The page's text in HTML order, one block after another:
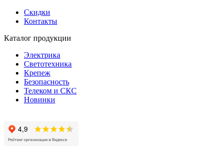
Скидки
Контакты
Каталог продукции
Электрика
Светотехника
Крепеж
Безопасность
Телеком и СКС
Новинки